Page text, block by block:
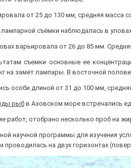
от 25 до 130 мм, средняя масса
съёмки наблюдалась в
варьировала от 26 до 85 мм.
съемки основные ее
на замёт лампары. В восточной
особи длиной от 31 до 100 мм,
рыб в Азовском море встречались
работ, отобрано несколько проб на
научной программы для изучения
проводилась на двух горизонтах